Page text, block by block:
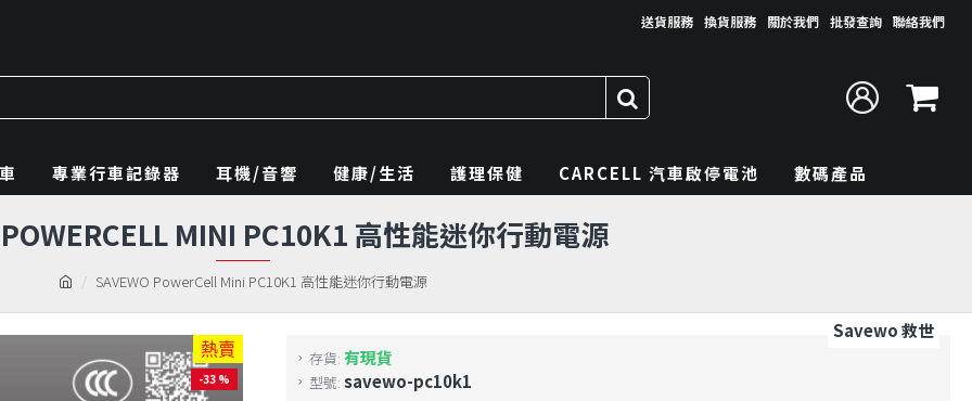
送貨服務 換貨服務 關於我們 批發查詢 聯絡我們
專業行車記錄器 耳機/音響 健康/生活 護理保健 CARCELL 汽車啟停電池 數碼產品
SAVEWO PowerCell Mini PC10K1 高性能迷你行動電源
MINI PC10K1 高性能迷你行動電源
熱賣
-33 %
存貨: 有現貨
型號: savewo-pc10k1
Savewo 救世